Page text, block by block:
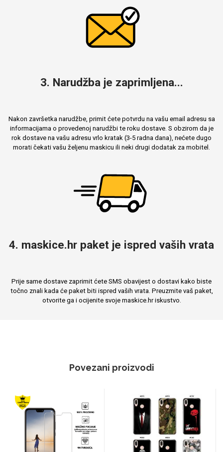
3. Narudžba je zaprimljena...
Nakon završetka narudžbe, primit ćete potvrdu na vašu email adresu sa
informacijama o provedenoj narudžbi te roku dostave. S obzirom da je
rok dostave na vašu adresu vrlo kratak (3-5 radna dana), nećete dugo
morati čekati vašu željenu maskicu ili neki drugi dodatak za mobitel.
4. maskice.hr paket je ispred vaših vrata
Prije same dostave zaprimit ćete SMS obavijest o dostavi kako biste
točno znali kada će paket biti ispred vaših vrata. Preuzmite vaš paket,
otvorite ga i ocijenite svoje maskice.hr iskustvo.
Povezani proizvodi